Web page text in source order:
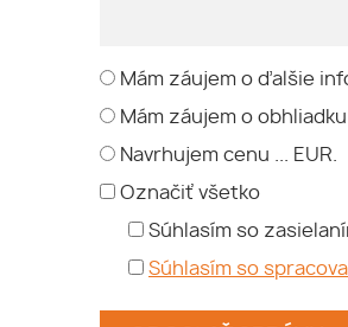
Mám záujem o ďalšie
Mám záujem o
Navrhujem cenu ... EUR.
Označiť všetko
Súhlasím so
Súhlasím so